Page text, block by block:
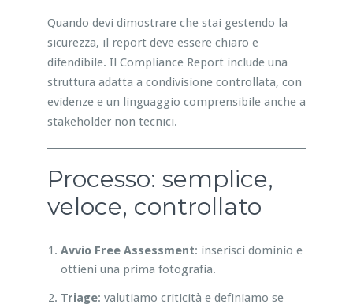
Quando devi dimostrare che stai gestendo la
sicurezza, il report deve essere chiaro e
difendibile. Il Compliance Report include una
struttura adatta a condivisione controllata, con
evidenze e un linguaggio comprensibile anche a
stakeholder non tecnici.
Processo: semplice,
veloce, controllato
Avvio Free Assessment: inserisci dominio e
ottieni una prima fotografia.
Triage: valutiamo criticità e definiamo se